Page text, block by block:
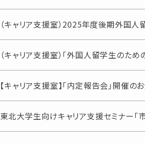
（キャリア支援室）2025年度後期外国
（キャリア支援室）「外国人留学生のた
【キャリア支援室】「内定報告会」開催の
東北大学生向けキャリア支援セミナー「